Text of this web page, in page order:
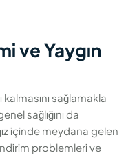
ve Yaygın
kalmasını sağlamakla
sağlığını da
içinde meydana gelen
problemleri ve